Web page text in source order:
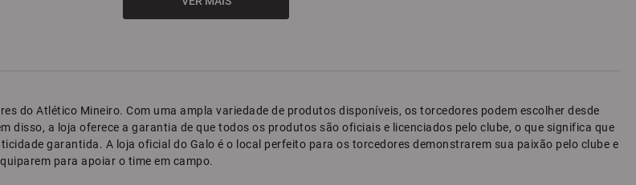
do Atlético Mineiro. Com uma ampla variedade de produtos disponíveis, os torcedores podem escolher desde
disso, a loja oferece a garantia de que todos os produtos são oficiais e licenciados pelo clube, o que significa que
garantida. A loja oficial do Galo é o local perfeito para os torcedores demonstrarem sua paixão pelo clube e
para apoiar o time em campo.